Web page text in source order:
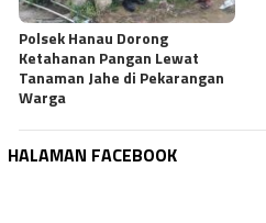
Polsek Hanau Dorong
Ketahanan Pangan Lewat
Tanaman Jahe di Pekarangan
Warga
HALAMAN FACEBOOK